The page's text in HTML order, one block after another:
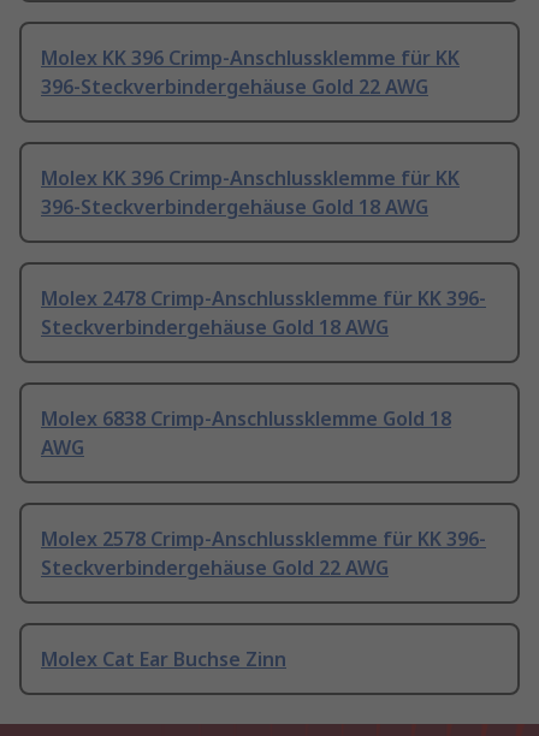
Molex KK 396 Crimp-Anschlussklemme für KK
396-Steckverbindergehäuse Gold 22 AWG
Molex KK 396 Crimp-Anschlussklemme für KK
396-Steckverbindergehäuse Gold 18 AWG
Molex 2478 Crimp-Anschlussklemme für KK 396-
Steckverbindergehäuse Gold 18 AWG
Molex 6838 Crimp-Anschlussklemme Gold 18
AWG
Molex 2578 Crimp-Anschlussklemme für KK 396-
Steckverbindergehäuse Gold 22 AWG
Molex Cat Ear Buchse Zinn